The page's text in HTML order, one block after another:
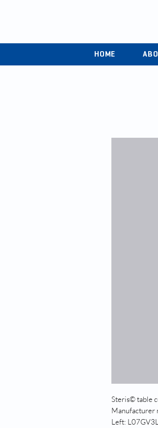
HOME
Steris© table
Manufacturer
Left: